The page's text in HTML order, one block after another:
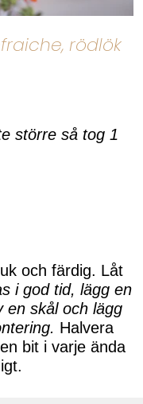
rödlök
större så tog 1
och färdig. Låt
i god tid, lägg en
en skål och lägg
Halvera
bit i varje ända